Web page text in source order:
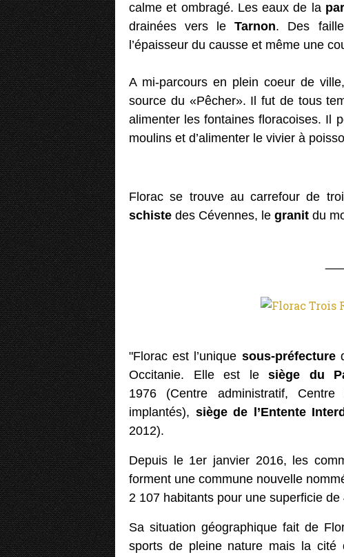
calme et ombragé. Les eaux de la
drainées vers leTarnon. Des
l’épaisseur du causse et même une
A mi-parcours en plein coeur de
source du «Pêcher». Il fut de tous
alimenter les fontaines floracoises. Il
moulins et d’alimenter le vivier à
Florac se trouve au carrefour de
schiste des Cévennes, le granit du
"Florac est l’unique sous-préfecture
Occitanie. Elle est le siège du
1976 (Centre administratif,
implantés), siège de l’Entente
2012).
Depuis le 1er janvier 2016, les
forment une commune nouvelle
2 107 habitants pour une superficie de
Sa situation géographique fait de
sports de pleine nature mais la cité